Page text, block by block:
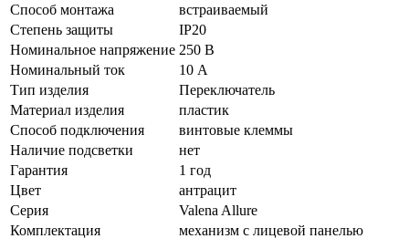
Способ монтажа
встраиваемый
Степень защиты
IP20
Номинальное напряжение 250 В
Номинальный ток
10 А
Тип изделия
Переключатель
Материал изделия
пластик
Способ подключения
винтовые клеммы
Наличие подсветки
нет
Гарантия
1 год
Цвет
антрацит
Серия
Valena Allure
Комплектация
механизм с лицевой панелью